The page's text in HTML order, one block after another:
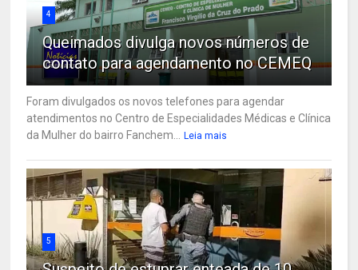
4
Queimados divulga novos números de
contato para agendamento no CEMEQ
Foram divulgados os novos telefones para agendar
atendimentos no Centro de Especialidades Médicas e Clínica
da Mulher do bairro Fanchem...
Leia mais
5